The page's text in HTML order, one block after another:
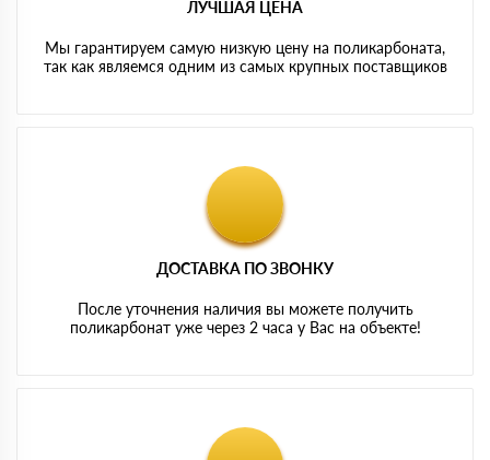
ЛУЧШАЯ ЦЕНА
Мы гарантируем самую низкую цену на поликарбоната,
так как являемся одним из самых крупных поставщиков
ДОСТАВКА ПО ЗВОНКУ
После уточнения наличия вы можете получить
поликарбонат уже через 2 часа у Вас на объекте!